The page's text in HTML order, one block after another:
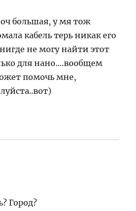
большая, у мя тож
кабель терь никак его
не могу найти этот
для нано….вообщем
помочь мне,
Город?